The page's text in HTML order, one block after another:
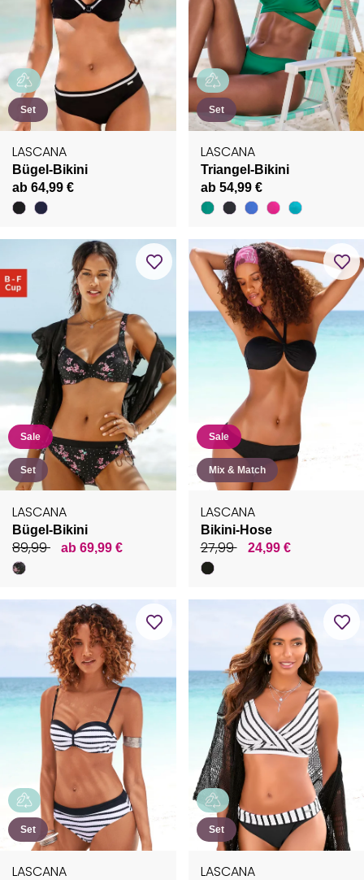
Set
LASCANA
Bügel-Bikini
ab 64,99 €
Set
LASCANA
Triangel-Bikini
ab 54,99 €
Sale
Set
LASCANA
Bügel-Bikini
89,99 ab 69,99 €
Sale
Mix & Match
LASCANA
Bikini-Hose
27,99 24,99 €
Set
LASCANA
Set
LASCANA